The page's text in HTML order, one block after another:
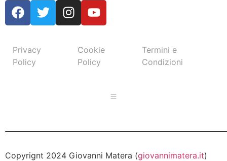
Privacy
Policy
Cookie
Policy
Termini e
Condizioni
Copyrignt 2024 Giovanni Matera (giovannimatera.it)